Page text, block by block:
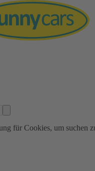
für Cookies, um suchen